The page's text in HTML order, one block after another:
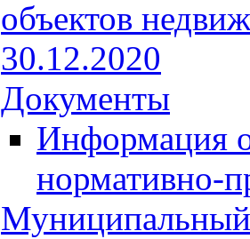
объектов
30.12.2020
Документы
Информация
нормативно-
Муниципальный